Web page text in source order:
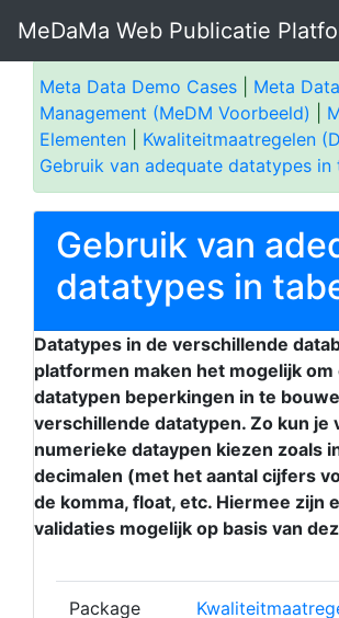
MeDaMa Web Publicatie
Meta Data Demo Cases
Meta Data
Management (MeDM Voorbeeld)
Elementen
Kwaliteitmaatregelen
Gebruik van adequate datatypes in
Gebruik van
datatypes in
Datatypes in de verschillende
platformen maken het mogelijk om
datatypen beperkingen in te
verschillende datatypen. Zo kun je
numerieke dataypen kiezen zoals
decimalen (met het aantal cijfers
de komma, float, etc. Hiermee zijn
validaties mogelijk op basis van
Package